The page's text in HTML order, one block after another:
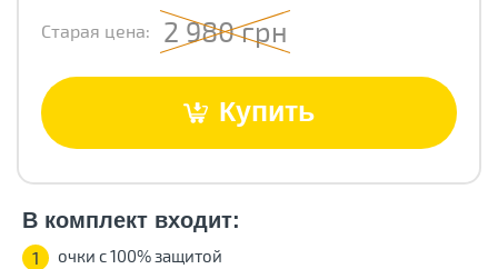
Старая цена: 2 980 грн
Купить
В комплект входит:
1 очки с 100% защитой